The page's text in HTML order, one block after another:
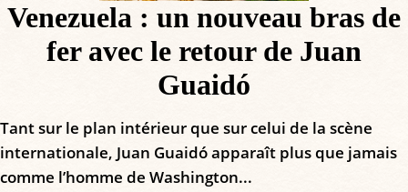
Venezuela : un nouveau bras de
fer avec le retour de Juan
Guaidó
Tant sur le plan intérieur que sur celui de la scène
internationale, Juan Guaidó apparaît plus que jamais
comme l’homme de Washington...